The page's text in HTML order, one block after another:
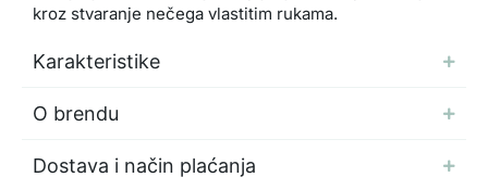
kroz stvaranje nečega vlastitim rukama.
Karakteristike
O brendu
Dostava i način plaćanja